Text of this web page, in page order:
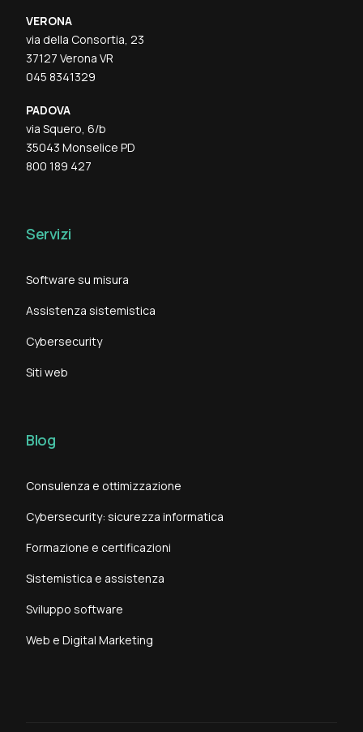
VERONA
via della Consortia, 23
37127 Verona VR
045 8341329
PADOVA
via Squero, 6/b
35043 Monselice PD
800 189 427
Servizi
Software su misura
Assistenza sistemistica
Cybersecurity
Siti web
Blog
Consulenza e ottimizzazione
Cybersecurity: sicurezza informatica
Formazione e certificazioni
Sistemistica e assistenza
Sviluppo software
Web e Digital Marketing